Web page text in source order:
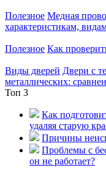
Полезное Медная
характеристикам,
Полезное Как
Виды дверей Двери с
металлических:
Топ 3
Как
удаляя старую
Причины
Проблемы с
он не работает?